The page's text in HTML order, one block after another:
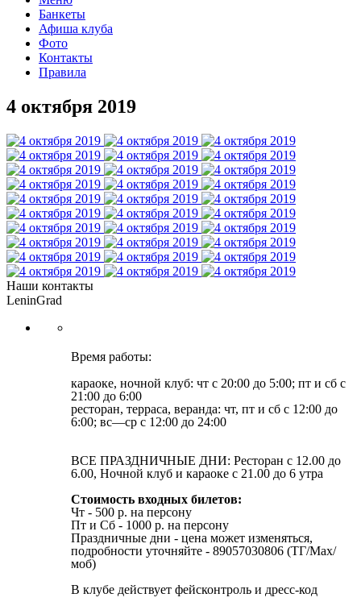
Банкеты
Афиша клуба
Фото
Контакты
Правила
4 октября 2019
Наши контакты
LeninGrad
Время работы:
караоке, ночной клуб: чт с 20:00 до 5:00; пт и сб с
21:00 до 6:00
ресторан, терраса, веранда: чт, пт и сб с 12:00 до
6:00; вс—ср с 12:00 до 24:00
ВСЕ ПРАЗДНИЧНЫЕ ДНИ: Ресторан с 12.00 до
6.00, Ночной клуб и караоке с 21.00 до 6 утра
Стоимость входных билетов:
Чт - 500 р. на персону
Пт и Cб - 1000 р. на персону
Праздничные дни - цена может изменяться,
подробности уточняйте - 89057030806 (ТГ/Max/
моб)
В клубе действует фейсконтроль и дресс-код